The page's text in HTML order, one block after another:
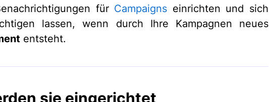
für Campaigns einrichten und sich
lassen, wenn durch Ihre Kampagnen neues
entsteht.
sie eingerichtet